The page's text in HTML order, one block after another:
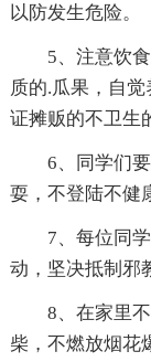
以防发生危险。
5、注意饮
质的.瓜果，自
证摊贩的不卫生
6、同学们
耍，不登陆不健
7、每位同
动，坚决抵制邪
8、在家里
柴，不燃放烟花